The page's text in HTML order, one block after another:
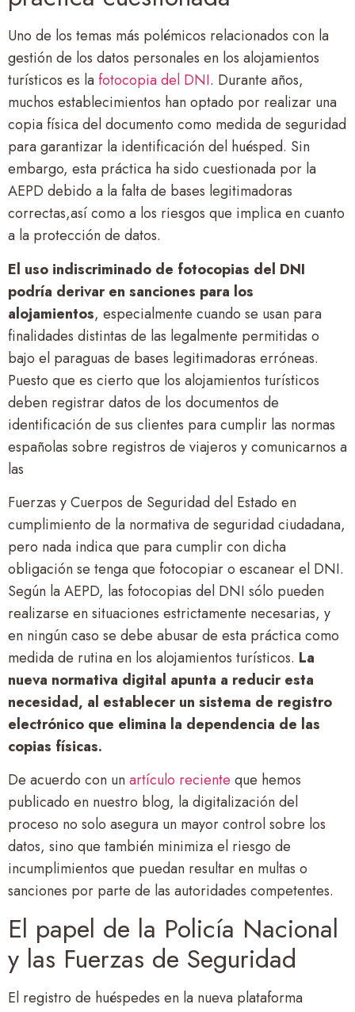
Uno de los temas más polémicos relacionados con la
gestión de los datos personales en los alojamientos
turísticos es lafotocopia del DNI. Durante años,
muchos establecimientos han optado por realizar una
copia física del documento como medida de seguridad
para garantizar la identificación del huésped. Sin
embargo, esta práctica ha sido cuestionada por la
AEPD debido a la falta de bases legitimadoras
correctas,así como a los riesgos que implica en cuanto
a la protección de datos.
El uso indiscriminado de fotocopias del DNI
podría derivar en sanciones para los
alojamientos, especialmente cuando se usan para
finalidades distintas de las legalmente permitidas o
bajo el paraguas de bases legitimadoras erróneas.
Puesto que es cierto que los alojamientos turísticos
deben registrar datos de los documentos de
identificación de sus clientes para cumplir las normas
españolas sobre registros de viajeros y comunicarnos a
las
Fuerzas y Cuerpos de Seguridad del Estado en
cumplimiento de la normativa de seguridad ciudadana,
pero nada indica que para cumplir con dicha
obligación se tenga que fotocopiar o escanear el DNI.
Según la AEPD, las fotocopias del DNI sólo pueden
realizarse en situaciones estrictamente necesarias, y
en ningún caso se debe abusar de esta práctica como
medida de rutina en los alojamientos turísticos. La
nueva normativa digital apunta a reducir esta
necesidad, al establecer un sistema de registro
electrónico que elimina la dependencia de las
copias físicas.
De acuerdo con unartículo reciente que hemos
publicado en nuestro blog, la digitalización del
proceso no solo asegura un mayor control sobre los
datos, sino que también minimiza el riesgo de
incumplimientos que puedan resultar en multas o
sanciones por parte de las autoridades competentes.
El papel de la Policía Nacional
y las Fuerzas de Seguridad
El registro de huéspedes en la nueva plataforma